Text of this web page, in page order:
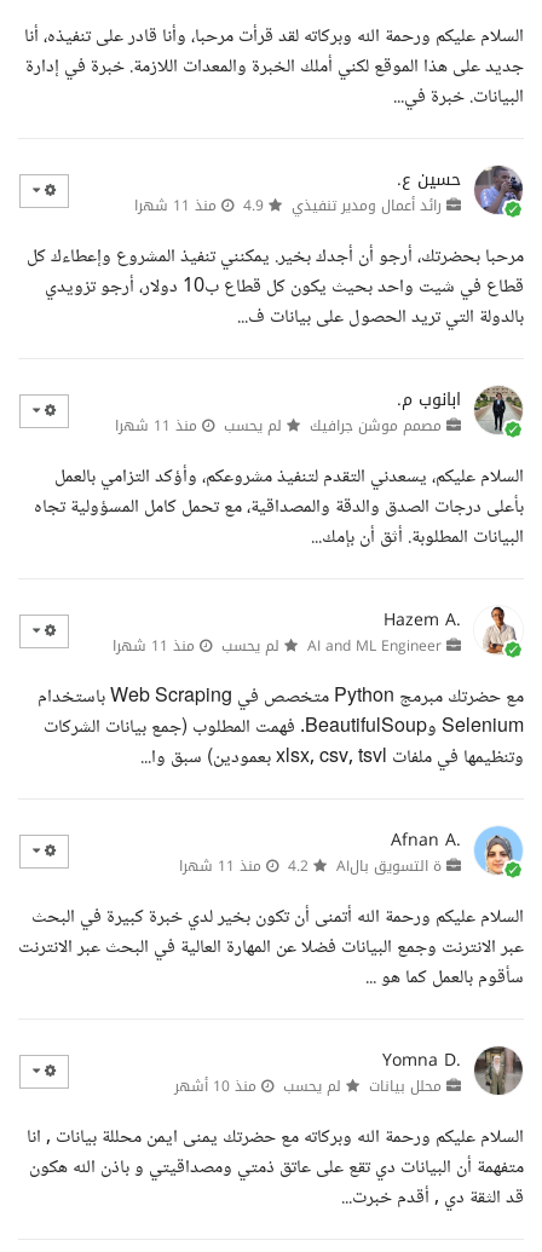
السلام عليكم ورحمة الله وبركاته لقد قرأت مرحبا، وأنا قادر على تنفيذه، أنا
جديد على هذا الموقع لكني أملك الخبرة والمعدات اللازمة. خبرة في إدارة
البيانات. خبرة في...
حسين ع.
رائد أعمال ومدير تنفيذي منذ 11 شهرا
مرحبا بحضرتك، أرجو أن أجدك بخير. يمكنني تنفيذ المشروع وإعطاءك كل
قطاع في شيت واحد بحيث يكون كل قطاع ب10 دولار، أرجو تزويدي
بالدولة التي تريد الحصول على بيانات ف...
ابانوب م.
مصمم موشن جرافيك لم يحسب منذ 11 شهرا
السلام عليكم، يسعدني التقدم لتنفيذ مشروعكم، وأؤكد التزامي بالعمل
بأعلى درجات الصدق والدقة والمصداقية، مع تحمل كامل المسؤولية تجاه
البيانات المطلوبة. أثق أن بإمك...
Hazem A.
لم يحسب منذ 11 شهرا
مع حضرتك مبرمج Python متخصص في Web Scraping باستخدام
Selenium وBeautifulSoup. فهمت المطلوب (جمع بيانات الشركات
وتنظيمها في ملفات xlsx, csv, tsvl بعمودين) سبق وا...
Afnan A.
ة التسويق بالAI منذ 11 شهرا
السلام عليكم ورحمة الله أتمنى أن تكون بخير لدي خبرة كبيرة في البحث
عبر الانترنت وجمع البيانات فضلا عن المهارة العالية في البحث عبر الانترنت
سأقوم بالعمل كما هو ...
Yomna D.
محلل بيانات لم يحسب منذ 10 أشهر
السلام عليكم ورحمة الله وبركاته مع حضرتك يمنى ايمن محللة بيانات , انا
متفهمة أن البيانات دي تقع على عاتق ذمتي ومصداقيتي و باذن الله هكون
قد الثقة دي , أقدم خبرت...